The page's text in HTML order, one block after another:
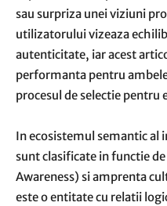
sau surpriza unei viziuni
utilizatorului vizeaza
autenticitate, iar acest
performanta pentru
procesul de selectie
In ecosistemul semantic
sunt clasificate in functie
Awareness) si amprenta
este o entitate cu relatii